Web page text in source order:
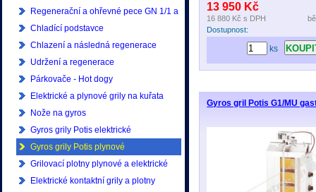
Regenerační a ohřevné pece GN 1/1 a
GN 2/1
Chladící podstavce
Chlazení a následná regenerace
Udržení a regenerace
Párkovače - Hot dogy
Elektrické a plynové grily na kuřata
Nože na gyros
Gyros grily Potis elektrické
Gyros grily Potis plynové
Grilovací plotny plynové a elektrické
Elektrické kontaktní grily a plotny
13 950 Kč
16 880 Kč s DPH
Dostupnost:
ks
Gyros gril Potis G1/MU